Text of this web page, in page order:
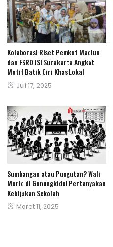
Kolaborasi Riset Pemkot Madiun
dan FSRD ISI Surakarta Angkat
Motif Batik Ciri Khas Lokal
Posted
Juli 17, 2025
Sumbangan atau Pungutan? Wali
Murid di Gunungkidul Pertanyakan
Kebijakan Sekolah
Posted
Maret 11, 2025